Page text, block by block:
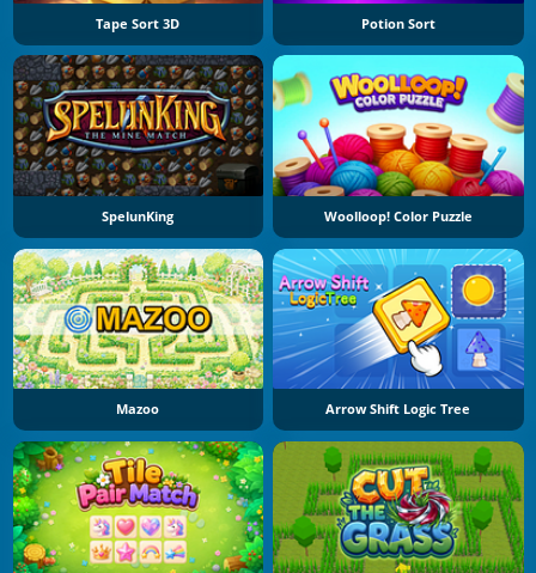
Tape Sort 3D Potion Sort
SpelunKing Woolloop! Color Puzzle
Mazoo Arrow Shift Logic Tree